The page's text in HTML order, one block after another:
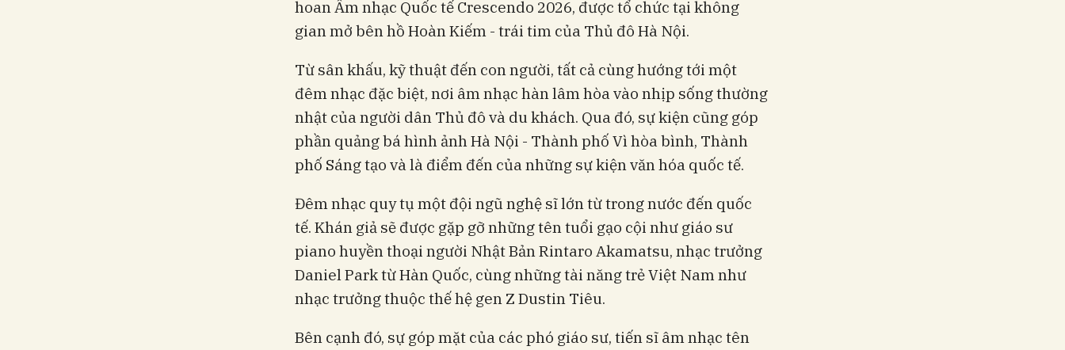
hoan Âm nhạc Quốc tế Crescendo 2026, được tổ chức tại không
gian mở bên hồ Hoàn Kiếm - trái tim của Thủ đô Hà Nội.
Từ sân khấu, kỹ thuật đến con người, tất cả cùng hướng tới một
đêm nhạc đặc biệt, nơi âm nhạc hàn lâm hòa vào nhịp sống thường
nhật của người dân Thủ đô và du khách. Qua đó, sự kiện cũng góp
phần quảng bá hình ảnh Hà Nội - Thành phố Vì hòa bình, Thành
phố Sáng tạo và là điểm đến của những sự kiện văn hóa quốc tế.
Đêm nhạc quy tụ một đội ngũ nghệ sĩ lớn từ trong nước đến quốc
tế. Khán giả sẽ được gặp gỡ những tên tuổi gạo cội như giáo sư
piano huyền thoại người Nhật Bản Rintaro Akamatsu, nhạc trưởng
Daniel Park từ Hàn Quốc, cùng những tài năng trẻ Việt Nam như
nhạc trưởng thuộc thế hệ gen Z Dustin Tiêu.
Bên cạnh đó, sự góp mặt của các phó giáo sư, tiến sĩ âm nhạc tên